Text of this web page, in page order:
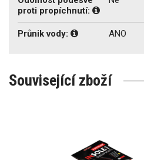
proti propíchnutí:
Průnik vody: ANO
Související zboží